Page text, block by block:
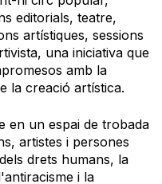
editorials, teatre,
artístiques, sessions
una iniciativa que
amb la
la creació artística.
en un espai de trobada
artistes i persones
drets humans, la
i la